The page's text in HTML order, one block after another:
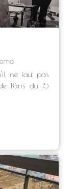
ne faut pas
Paris du 15